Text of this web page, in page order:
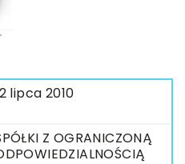
lipca 2010
Z OGRANICZONĄ